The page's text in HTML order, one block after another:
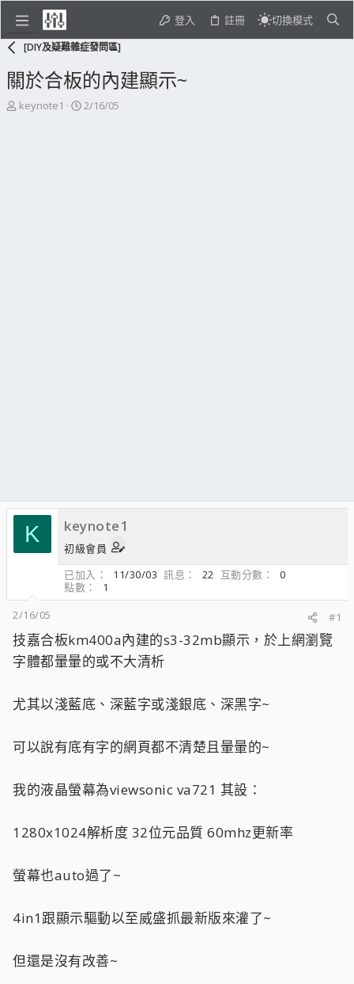
登入 註冊 切換模式
[DIY及疑難雜症發問區]
關於合板的內建顯示~
主
keynote1
開
2/16/05
K keynote1
初級會員
已加入
11/30/03 訊息 22 互動分數
0
點數
1
2/16/05
#1
技嘉合板km400a內建的s3-32mb顯示，於上網瀏覽
字體都暈暈的或不大清析
尤其以淺藍底、深藍字或淺銀底、深黑字~
可以說有底有字的網頁都不清楚且暈暈的~
我的液晶螢幕為viewsonic va721 其設：
1280x1024解析度 32位元品質 60mhz更新率
螢幕也auto過了~
4in1跟顯示驅動以至威盛抓最新版來灌了~
但還是沒有改善~